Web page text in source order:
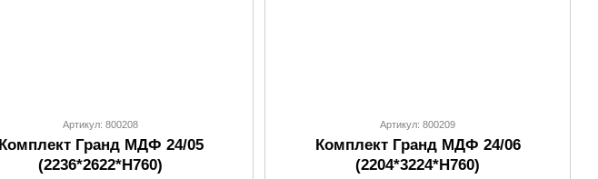
Артикул: 800208
Комплект Гранд МДФ 24/05
(2236*2622*H760)
Артикул: 800209
Комплект Гранд МДФ 24/06
(2204*3224*H760)